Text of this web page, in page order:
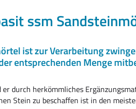
ssm
ist zur Verarbeitung
entsprechenden Menge
durch herkömmliches
Stein zu beschaffen ist in den